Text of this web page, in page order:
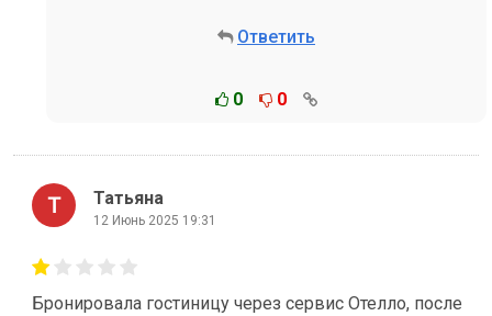
Ответить
0 0
Татьяна
12 Июнь 2025 19:31
Бронировала гостиницу через сервис Отелло, после